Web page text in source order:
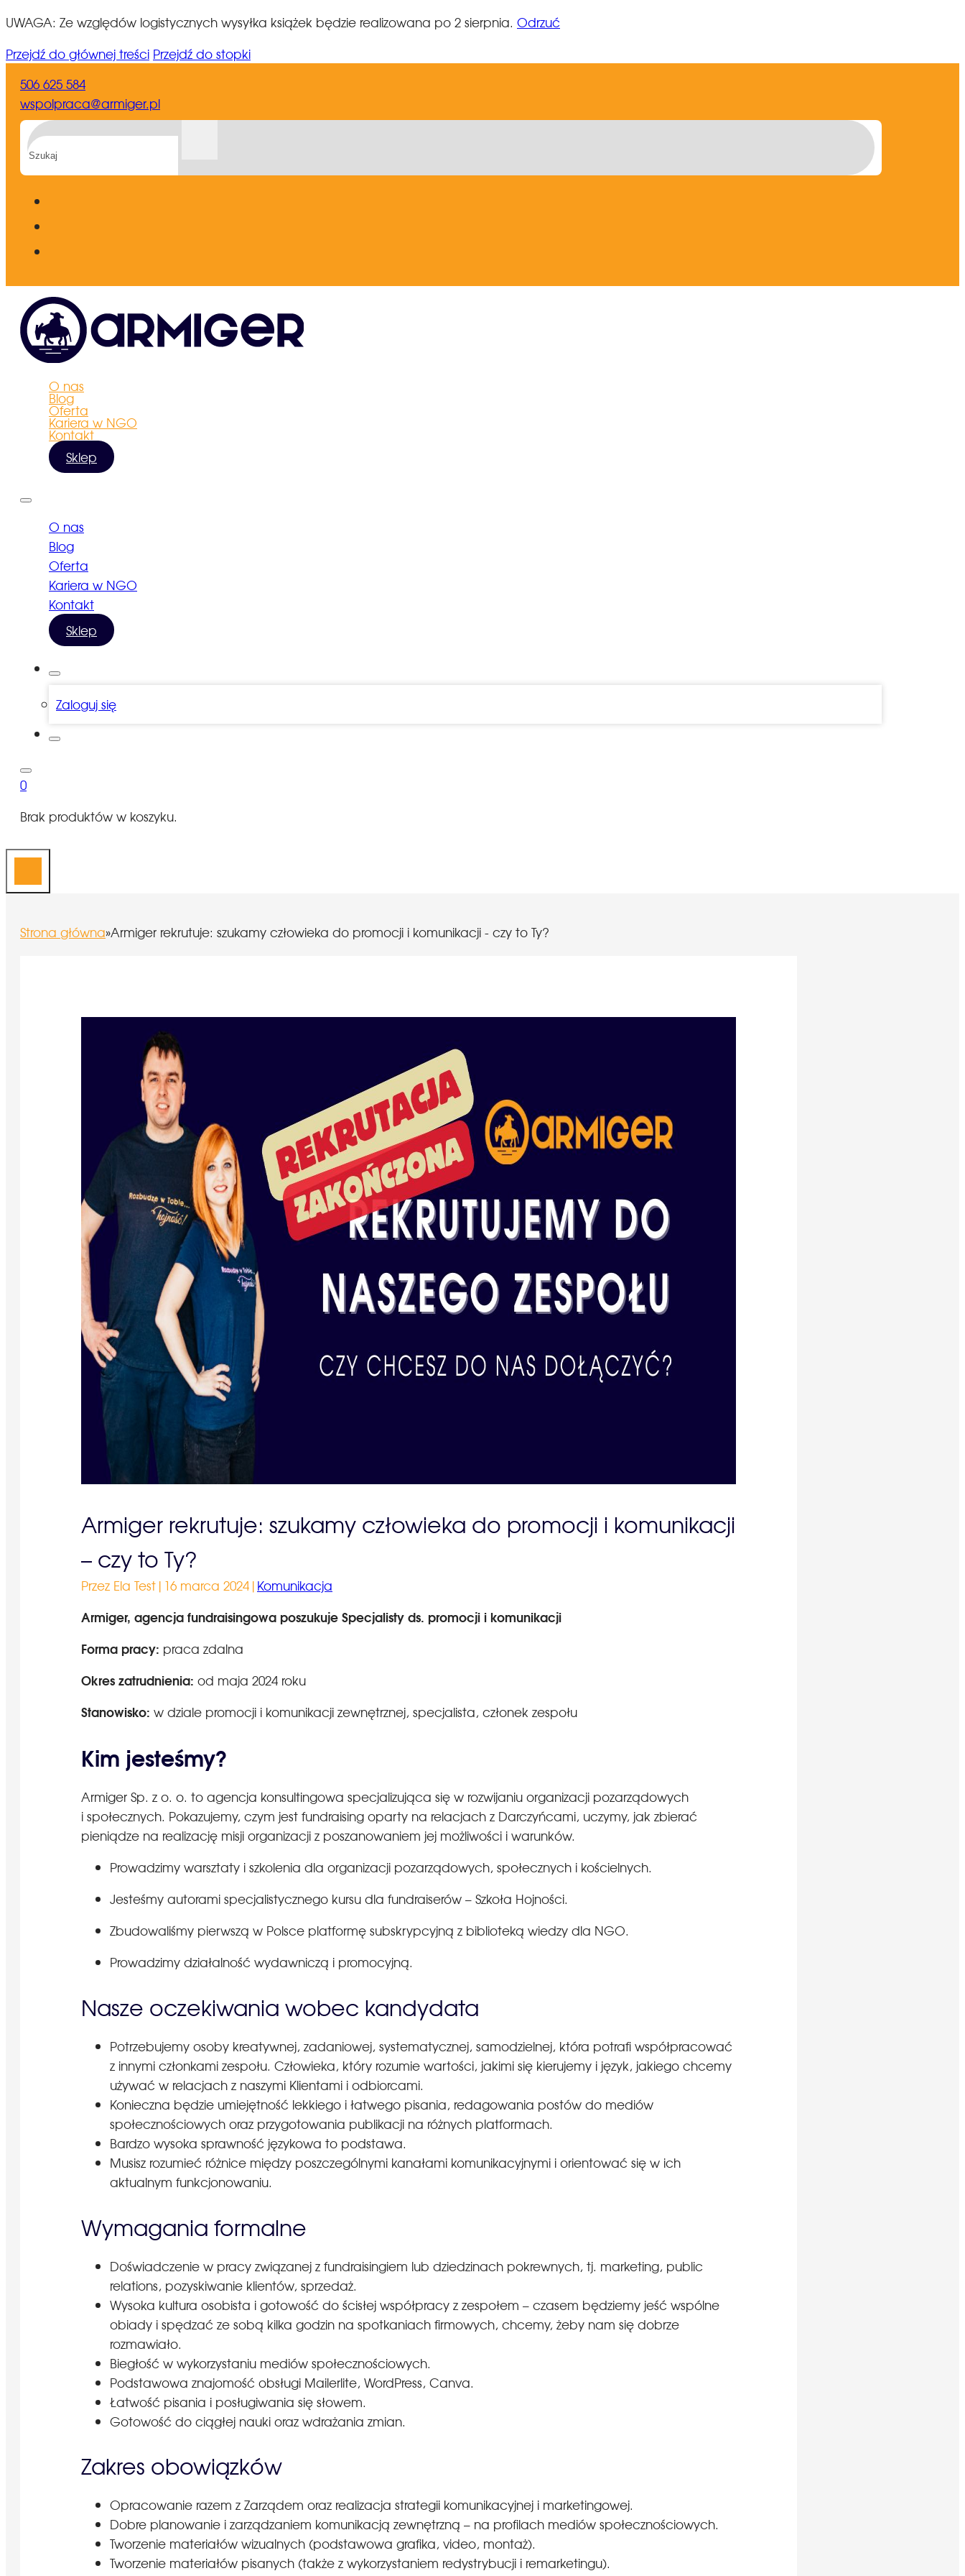
UWAGA: Ze względów logistycznych wysyłka książek będzie realizowana po 2 sierpnia. Odrzuć
Przejdź do głównej treści Przejdź do stopki
506 625 584
wspolpraca@armiger.pl
Szukaj
O nas
Blog
Oferta
Kariera w NGO
Kontakt
Sklep
O nas
Blog
Oferta
Kariera w NGO
Kontakt
Sklep
Zaloguj się
0
Brak produktów w koszyku.
Strona główna»Armiger rekrutuje: szukamy człowieka do promocji i komunikacji - czy to Ty?
Armiger rekrutuje: szukamy człowieka do promocji i komunikacji
– czy to Ty?
Przez Ela Test | 16 marca 2024 | Komunikacja
Armiger, agencja fundraisingowa poszukuje Specjalisty ds. promocji i komunikacji
Forma pracy: praca zdalna
Okres zatrudnienia: od maja 2024 roku
Stanowisko: w dziale promocji i komunikacji zewnętrznej, specjalista, członek zespołu
Kim jesteśmy?
Armiger Sp. z o. o. to agencja konsultingowa specjalizująca się w rozwijaniu organizacji pozarządowych
i społecznych. Pokazujemy, czym jest fundraising oparty na relacjach z Darczyńcami, uczymy, jak zbierać
pieniądze na realizację misji organizacji z poszanowaniem jej możliwości i warunków.
Prowadzimy warsztaty i szkolenia dla organizacji pozarządowych, społecznych i kościelnych.
Jesteśmy autorami specjalistycznego kursu dla fundraiserów – Szkoła Hojności.
Zbudowaliśmy pierwszą w Polsce platformę subskrypcyjną z biblioteką wiedzy dla NGO.
Prowadzimy działalność wydawniczą i promocyjną.
Nasze oczekiwania wobec kandydata
Potrzebujemy osoby kreatywnej, zadaniowej, systematycznej, samodzielnej, która potrafi współpracować
z innymi członkami zespołu. Człowieka, który rozumie wartości, jakimi się kierujemy i język, jakiego chcemy
używać w relacjach z naszymi Klientami i odbiorcami.
Konieczna będzie umiejętność lekkiego i łatwego pisania, redagowania postów do mediów
społecznościowych oraz przygotowania publikacji na różnych platformach.
Bardzo wysoka sprawność językowa to podstawa.
Musisz rozumieć różnice między poszczególnymi kanałami komunikacyjnymi i orientować się w ich
aktualnym funkcjonowaniu.
Wymagania formalne
Doświadczenie w pracy związanej z fundraisingiem lub dziedzinach pokrewnych, tj. marketing, public
relations, pozyskiwanie klientów, sprzedaż.
Wysoka kultura osobista i gotowość do ścisłej współpracy z zespołem – czasem będziemy jeść wspólne
obiady i spędzać ze sobą kilka godzin na spotkaniach firmowych, chcemy, żeby nam się dobrze
rozmawiało.
Biegłość w wykorzystaniu mediów społecznościowych.
Podstawowa znajomość obsługi Mailerlite, WordPress, Canva.
Łatwość pisania i posługiwania się słowem.
Gotowość do ciągłej nauki oraz wdrażania zmian.
Zakres obowiązków
Opracowanie razem z Zarządem oraz realizacja strategii komunikacyjnej i marketingowej.
Dobre planowanie i zarządzaniem komunikacją zewnętrzną – na profilach mediów społecznościowych.
Tworzenie materiałów wizualnych (podstawowa grafika, video, montaż).
Tworzenie materiałów pisanych (także z wykorzystaniem redystrybucji i remarketingu).